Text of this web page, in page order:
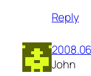
Reply
John